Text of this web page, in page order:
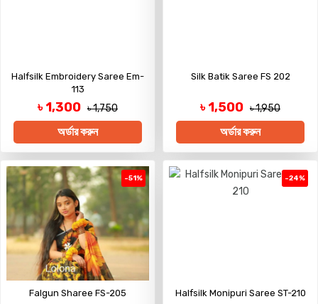
Halfsilk Embroidery Saree Em-
113
৳ 1,300 ৳ 1,750
অর্ডার করুন
Silk Batik Saree FS 202
৳ 1,500 ৳ 1,950
অর্ডার করুন
-51%
Falgun Sharee FS-205
-24%
Halfsilk Monipuri Saree ST-210